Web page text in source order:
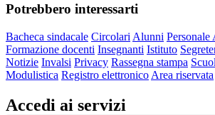
Potrebbero interessarti
Bacheca sindacale Circolari Alunni Personale
Formazione docenti Insegnanti Istituto
Notizie Invalsi Privacy Rassegna stampa
Modulistica Registro elettronico Area riservata
Accedi ai servizi